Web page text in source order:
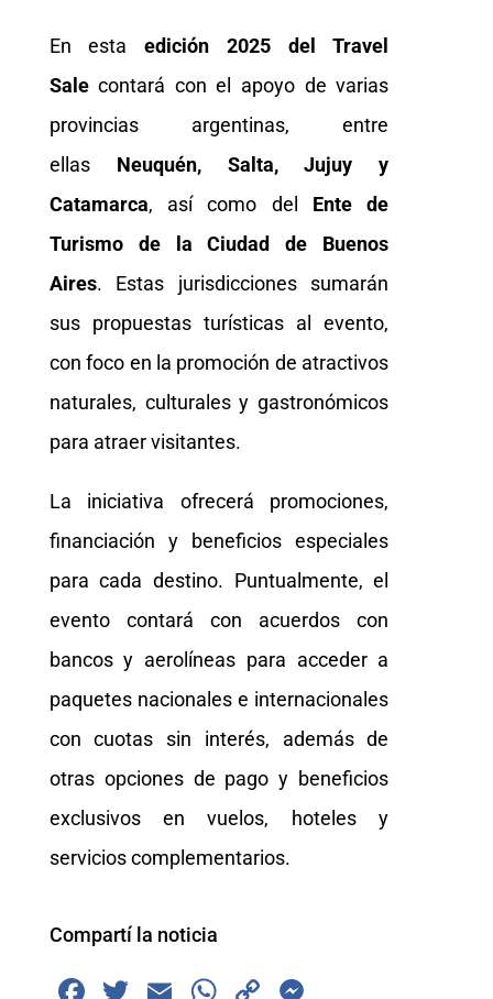
En estaedición 2025 del Travel
Salecontará con el apoyo de varias
provincias argentinas, entre
ellas Neuquén, Salta, Jujuy y
Catamarca, así como del Ente de
Turismo de la Ciudad de Buenos
Aires. Estas jurisdicciones sumarán
sus propuestas turísticas al evento,
con foco en la promoción de atractivos
naturales, culturales y gastronómicos
para atraer visitantes.
La iniciativa ofrecerá promociones,
financiación y beneficios especiales
para cada destino. Puntualmente, el
evento contará con acuerdos con
bancos y aerolíneas para acceder a
paquetes nacionales e internacionales
con cuotas sin interés, además de
otras opciones de pago y beneficios
exclusivos en vuelos, hoteles y
servicios complementarios.
Compartí la noticia